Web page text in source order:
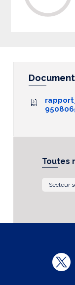
Toutes
Secteur